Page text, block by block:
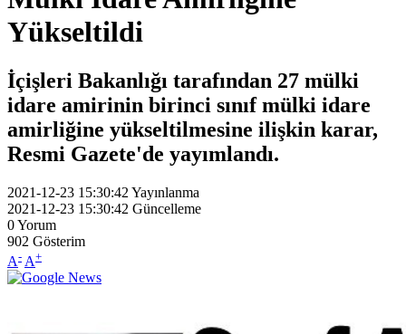
Yükseltildi
İçişleri Bakanlığı tarafından 27 mülki
idare amirinin birinci sınıf mülki idare
amirliğine yükseltilmesine ilişkin karar,
Resmi Gazete'de yayımlandı.
2021-12-23 15:30:42 Yayınlanma
2021-12-23 15:30:42 Güncelleme
0Yorum
902 Gösterim
A- A+